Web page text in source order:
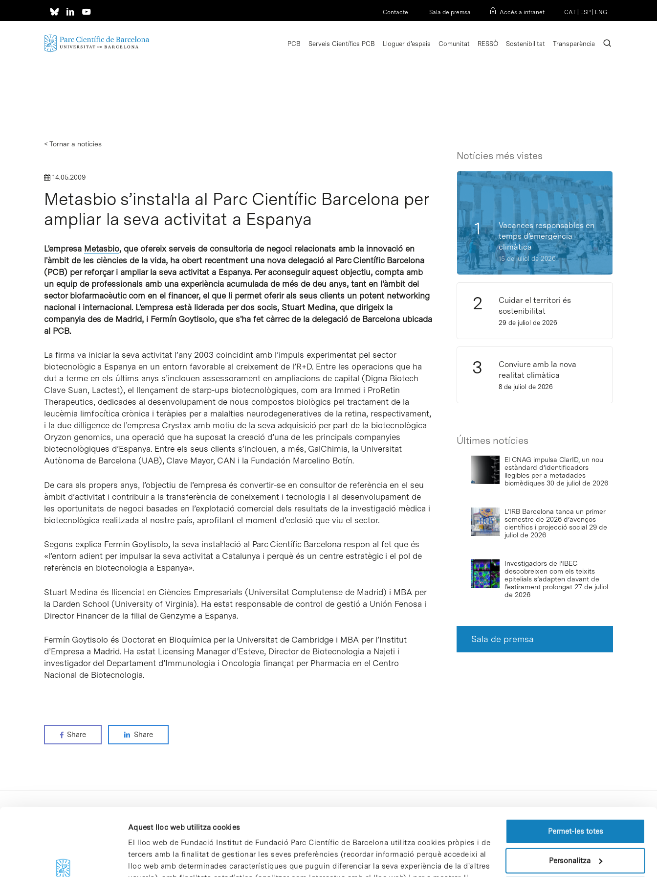
Aquest lloc web utilitza cookies
El lloc web de Fundació Institut de Fundació Parc Científic de Barcelona utilitza cookies pròpies i de
tercers amb la finalitat de gestionar les seves preferències (recordar informació perquè accedeixi al
lloc web amb determinades característiques que puguin diferenciar la seva experiència de la d'altres
Permet-les totes
Personalitza
Contacte Sala de premsa Accés a intranet CAT ESP ENG
Intro per buscar o ESC per tancar
PCB Serveis Científics PCB Lloguer d’espais Comunitat RESSÒ Sostenibilitat Transparència search
< Tornar a notícies
14.05.2009
Metasbio s’instal·la al Parc Científic Barcelona per
ampliar la seva activitat a Espanya
L'empresa Metasbio, que ofereix serveis de consultoria de negoci relacionats amb la innovació en
l'àmbit de les ciències de la vida, ha obert recentment una nova delegació al Parc Científic Barcelona
(PCB) per reforçar i ampliar la seva activitat a Espanya. Per aconseguir aquest objectiu, compta amb
un equip de professionals amb una experiència acumulada de més de deu anys, tant en l'àmbit del
sector biofarmacèutic com en el financer, el que li permet oferir als seus clients un potent networking
nacional i internacional. L'empresa està liderada per dos socis, Stuart Medina, que dirigeix la
companyia des de Madrid, i Fermín Goytisolo, que s'ha fet càrrec de la delegació de Barcelona ubicada
al PCB.
La firma va iniciar la seva activitat l’any 2003 coincidint amb l’impuls experimentat pel sector
biotecnològic a Espanya en un entorn favorable al creixement de l’R+D. Entre les operacions que ha
dut a terme en els últims anys s’inclouen assessorament en ampliacions de capital (Digna Biotech
Clave Suan, Lactest), el llençament de starp-ups biotecnològiques, com ara Immed i ProRetin
Therapeutics, dedicades al desenvolupament de nous compostos biològics pel tractament de la
leucèmia limfocítica crònica i teràpies per a malalties neurodegeneratives de la retina, respectivament,
i la due dilligence de l’empresa Crystax amb motiu de la seva adquisició per part de la biotecnològica
Oryzon genomics, una operació que ha suposat la creació d’una de les principals companyies
biotecnològiques d’Espanya. Entre els seus clients s’inclouen, a més, GalChimia, la Universitat
Autònoma de Barcelona (UAB), Clave Mayor, CAN i la Fundación Marcelino Botín.
De cara als propers anys, l’objectiu de l’empresa és convertir-se en consultor de referència en el seu
àmbit d’activitat i contribuir a la transferència de coneixement i tecnologia i al desenvolupament de
les oportunitats de negoci basades en l’explotació comercial dels resultats de la investigació mèdica i
biotecnològica realitzada al nostre país, aprofitant el moment d’eclosió que viu el sector.
Segons explica Fermin Goytisolo, la seva instal·lació al Parc Científic Barcelona respon al fet que és
«l’entorn adient per impulsar la seva activitat a Catalunya i perquè és un centre estratègic i el pol de
referència en biotecnologia a Espanya».
Stuart Medina és llicenciat en Ciències Empresarials (Universitat Complutense de Madrid) i MBA per
la Darden School (University of Virginia). Ha estat responsable de control de gestió a Unión Fenosa i
Director Financer de la filial de Genzyme a Espanya.
Fermín Goytisolo és Doctorat en Bioquímica per la Universitat de Cambridge i MBA per l’Institut
d’Empresa a Madrid. Ha estat Licensing Manager d’Esteve, Director de Biotecnologia a Najeti i
investigador del Departament d’Immunologia i Oncologia finançat per Pharmacia en el Centro
Nacional de Biotecnologia.
Share Share
Notícies més vistes
Vacances responsables en
temps d’emergència
climàtica
15 de juliol de 2026
Cuidar el territori és
sostenibilitat
29 de juliol de 2026
Conviure amb la nova
realitat climàtica
8 de juliol de 2026
Últimes notícies
El CNAG impulsa ClarID, un nou
estàndard d’identificadors
llegibles per a metadades
biomèdiques 30 de juliol de 2026
L’IRB Barcelona tanca un primer
semestre de 2026 d’avenços
científics i projecció social 29 de
juliol de 2026
Investigadors de l’IBEC
descobreixen com els teixits
epitelials s’adapten davant de
l’estirament prolongat 27 de juliol
de 2026
Sala de premsa
C/Baldiri Reixac, 4-12 i 15
Perfil del contractant
Política de privacitat
Avís Legal
Política de cookies